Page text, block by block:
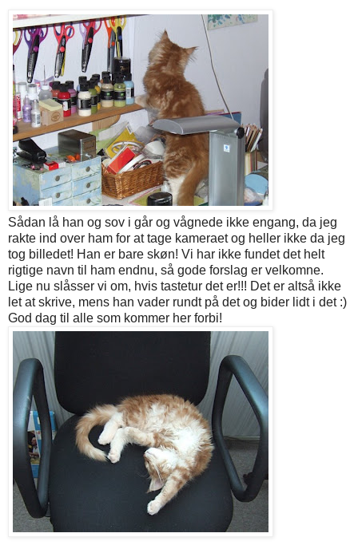
Sådan lå han og sov i går og vågnede ikke engang, da jeg
rakte ind over ham for at tage kameraet og heller ikke da jeg
tog billedet! Han er bare skøn! Vi har ikke fundet det helt
rigtige navn til ham endnu, så gode forslag er velkomne.
Lige nu slåsser vi om, hvis tastetur det er!!! Det er altså ikke
let at skrive, mens han vader rundt på det og bider lidt i det :)
God dag til alle som kommer her forbi!